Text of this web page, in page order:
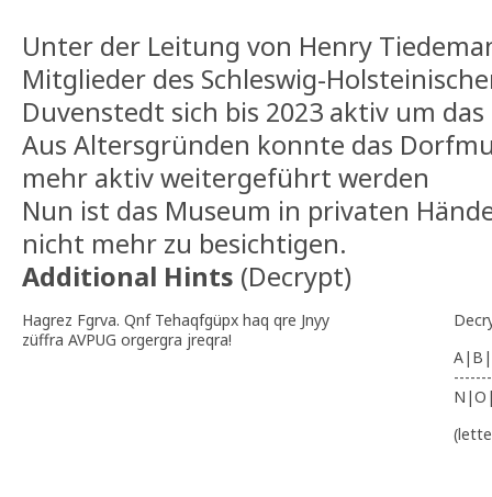
Unter der Leitung von Henry
Mitglieder des Schleswig-
Duvenstedt sich bis 2023 aktiv um
Aus Altersgründen konnte das
mehr aktiv weitergeführt werden
Nun ist das Museum in privaten
nicht mehr zu besichtigen.
Additional Hints (Decrypt)
Hagrez Fgrva. Qnf Tehaqfgüpx haq qre Jnyy
züffra AVPUG orgergra jreqra!